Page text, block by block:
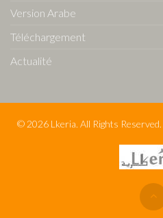
Version Arabe
Téléchargement
Actualité
© 2026 Lkeria. All Rights Reserved.